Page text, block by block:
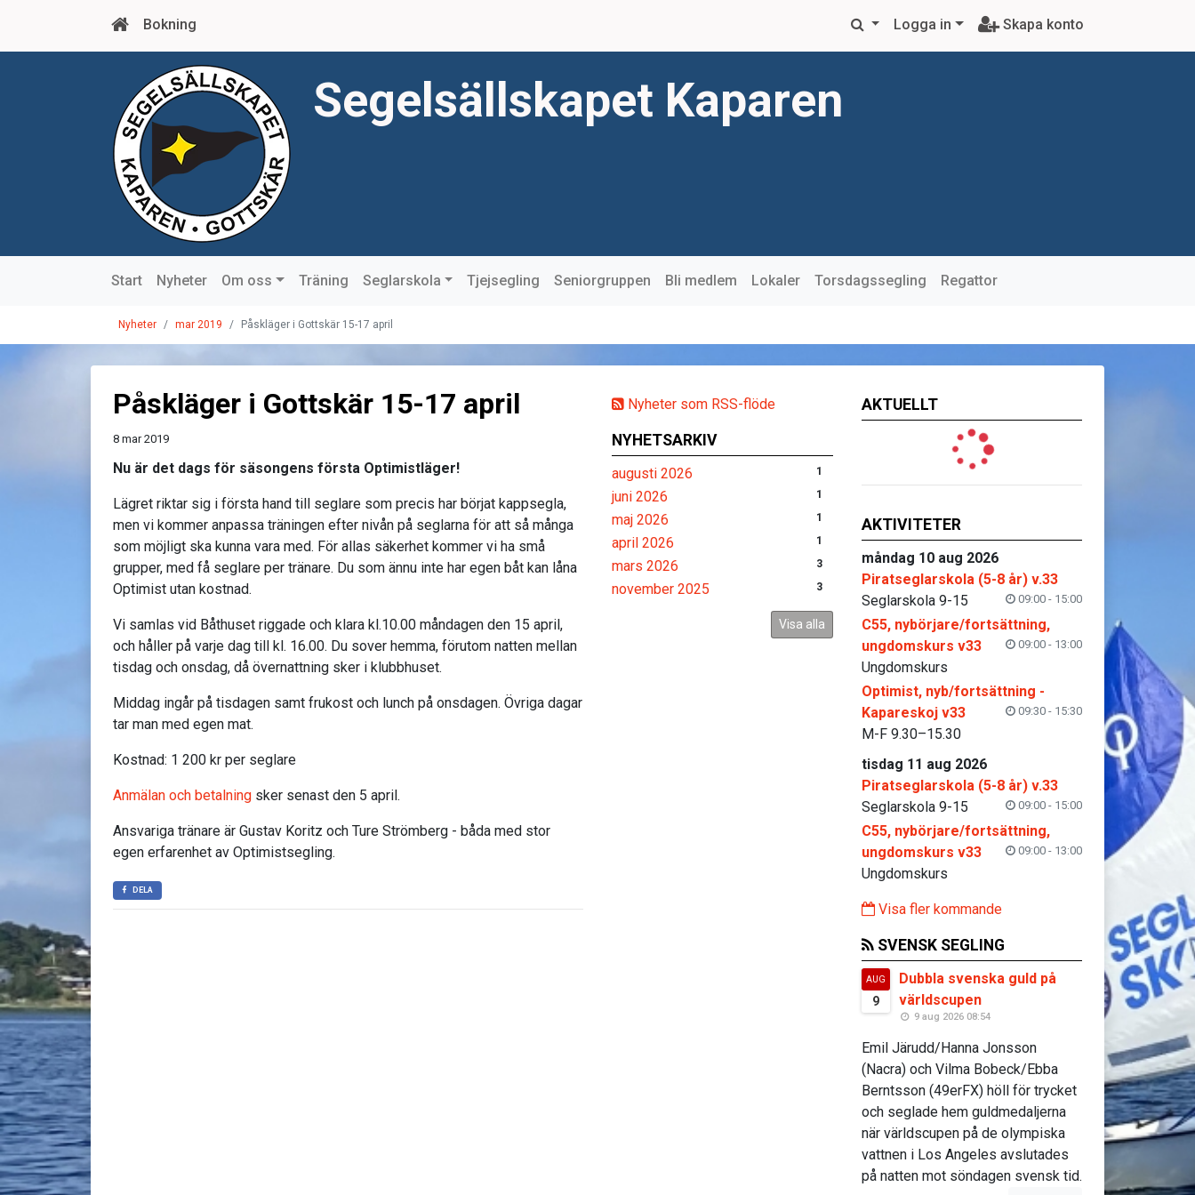
Bokning Logga in Skapa konto
Segelsällskapet Kaparen
Start Nyheter Om oss Träning Seglarskola Tjejsegling Seniorgruppen Bli medlem Lokaler Torsdagssegling Regattor
Nyheter mar 2019 Påskläger i Gottskär 15-17 april
Nyheter som RSS-flöde
NYHETSARKIV
augusti 2026 1
juni 2026 1
maj 2026 1
april 2026 1
mars 2026 3
november 2025 3
Visa alla
Påskläger i Gottskär 15-17 april
8 mar 2019
Nu är det dags för säsongens första Optimistläger!
Lägret riktar sig i första hand till seglare som precis har börjat kappsegla,
men vi kommer anpassa träningen efter nivån på seglarna för att så många
som möjligt ska kunna vara med. För allas säkerhet kommer vi ha små
grupper, med få seglare per tränare. Du som ännu inte har egen båt kan låna
Optimist utan kostnad.
Vi samlas vid Båthuset riggade och klara kl.10.00 måndagen den 15 april,
och håller på varje dag till kl. 16.00. Du sover hemma, förutom natten mellan
tisdag och onsdag, då övernattning sker i klubbhuset.
Middag ingår på tisdagen samt frukost och lunch på onsdagen. Övriga dagar
tar man med egen mat.
Kostnad: 1 200 kr per seglare
Anmälan och betalning sker senast den 5 april.
Ansvariga tränare är Gustav Koritz och Ture Strömberg - båda med stor
egen erfarenhet av Optimistsegling.
DELA
AKTUELLT
AKTIVITETER
måndag 10 aug 2026
Piratseglarskola (5-8 år) v.33
09:00 - 15:00
Seglarskola 9-15
C55, nybörjare/fortsättning,
ungdomskurs v33
09:00 - 13:00
Ungdomskurs
Optimist, nyb/fortsättning -
Kapareskoj v33
09:30 - 15:30
M-F 9.30–15.30
tisdag 11 aug 2026
Piratseglarskola (5-8 år) v.33
09:00 - 15:00
Seglarskola 9-15
C55, nybörjare/fortsättning,
ungdomskurs v33
09:00 - 13:00
Ungdomskurs
Visa fler kommande
SVENSK SEGLING
AUG
9
Dubbla svenska guld på
världscupen
9 aug 2026 08:54
Emil Järudd/Hanna Jonsson
(Nacra) och Vilma Bobeck/Ebba
Berntsson (49erFX) höll för trycket
och seglade hem guldmedaljerna
när världscupen på de olympiska
vattnen i Los Angeles avslutades
på natten mot söndagen svensk tid.